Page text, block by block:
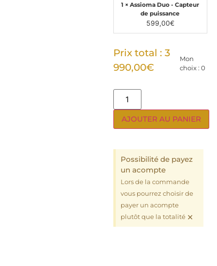
1 × Assioma Duo - Capteur
de puissance
599,00€
Prix total : 3
990,00€
Mon
choix : 0
AJOUTER AU PANIER
Possibilité de payez
un acompte
Lors de la commande
vous pourrez choisir de
payer un acompte
plutôt que la totalité ×